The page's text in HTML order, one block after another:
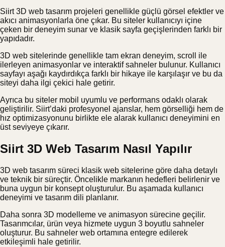
Siirt 3D web tasarım projeleri genellikle güçlü görsel efektler ve
akıcı animasyonlarla öne çıkar. Bu siteler kullanıcıyı içine
çeken bir deneyim sunar ve klasik sayfa geçişlerinden farklı bir
yapıdadır.
3D web sitelerinde genellikle tam ekran deneyim, scroll ile
ilerleyen animasyonlar ve interaktif sahneler bulunur. Kullanıcı
sayfayı aşağı kaydırdıkça farklı bir hikaye ile karşılaşır ve bu da
siteyi daha ilgi çekici hale getirir.
Ayrıca bu siteler mobil uyumlu ve performans odaklı olarak
geliştirilir. Siirt’daki profesyonel ajanslar, hem görselliği hem de
hız optimizasyonunu birlikte ele alarak kullanıcı deneyimini en
üst seviyeye çıkarır.
Siirt 3D Web Tasarım Nasıl Yapılır
3D web tasarım süreci klasik web sitelerine göre daha detaylı
ve teknik bir süreçtir. Öncelikle markanın hedefleri belirlenir ve
buna uygun bir konsept oluşturulur. Bu aşamada kullanıcı
deneyimi ve tasarım dili planlanır.
Daha sonra 3D modelleme ve animasyon sürecine geçilir.
Tasarımcılar, ürün veya hizmete uygun 3 boyutlu sahneler
oluşturur. Bu sahneler web ortamına entegre edilerek
etkileşimli hale getirilir.